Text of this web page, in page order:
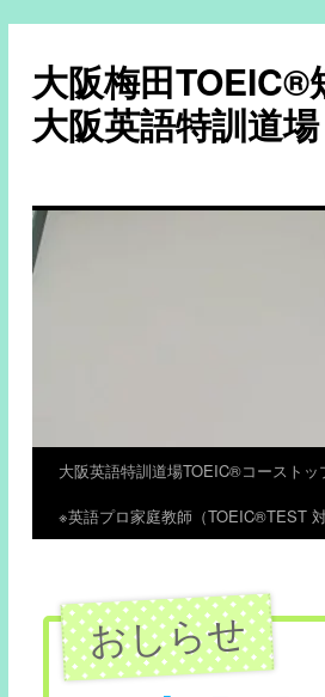
大阪梅田TOEIC®
大阪英語特訓道場
大阪英語特訓道場TOEIC®コーストッ
※英語プロ家庭教師（TOEIC®TEST